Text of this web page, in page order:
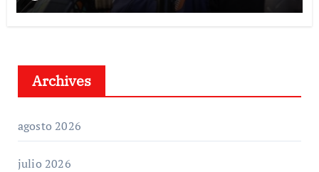
Archives
agosto 2026
julio 2026